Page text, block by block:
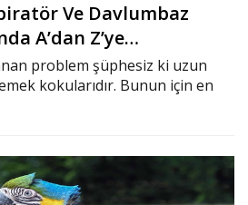
Ve Davlumbaz
A’dan Z’ye…
problem şüphesiz ki uzun
kokularıdır. Bunun için en